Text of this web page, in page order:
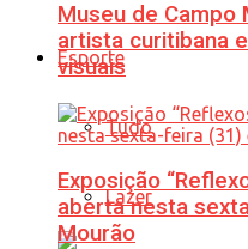
Esporte
Tudo
Lazer
Museu de Campo
artista curitibana
visuais
Exposição
aberta nesta
Mourão